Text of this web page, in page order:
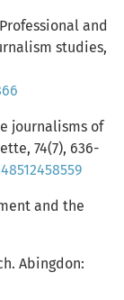
and
studies,
journalisms of
74(7), 636-
and the
Abingdon: